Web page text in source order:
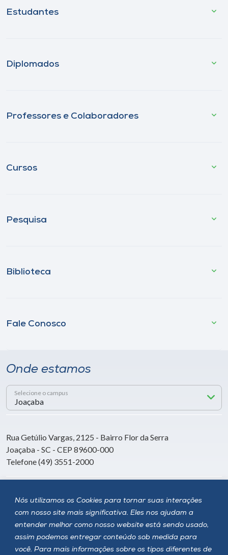
Nós utilizamos os Cookies para tornar suas interações
com nosso site mais significativa. Eles nos ajudam a
entender melhor como nosso website está sendo usado,
assim podemos entregar conteúdo sob medida para
você. Para mais informações sobre os tipos diferentes de
Estudantes
Diplomados
Professores e Colaboradores
Cursos
Pesquisa
Biblioteca
Fale Conosco
Onde estamos
Selecione o campus
Rua Getúlio Vargas, 2125 - Bairro Flor da Serra
Joaçaba - SC - CEP 89600-000
Telefone (49) 3551-2000
Siga a Unoesc